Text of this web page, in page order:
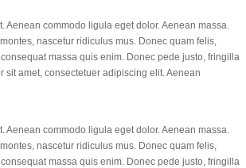
Aenean commodo ligula eget dolor. Aenean massa.
nascetur ridiculus mus. Donec quam felis,
massa quis enim. Donec pede justo, fringilla
amet, consectetuer adipiscing elit. Aenean
Aenean commodo ligula eget dolor. Aenean massa.
nascetur ridiculus mus. Donec quam felis,
massa quis enim. Donec pede justo, fringilla